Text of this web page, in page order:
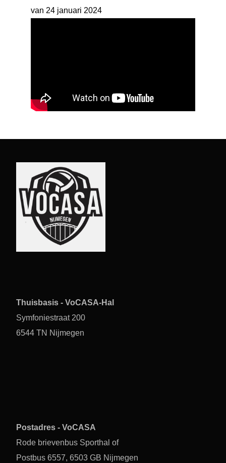
van 24 januari 2024
Thuisbasis - VoCASA-Hal
Symfoniestraat 200
6544 TN Nijmegen
Postadres - VoCASA
Rode brievenbus Sporthal of
Postbus 6557, 6503 GB Nijmegen